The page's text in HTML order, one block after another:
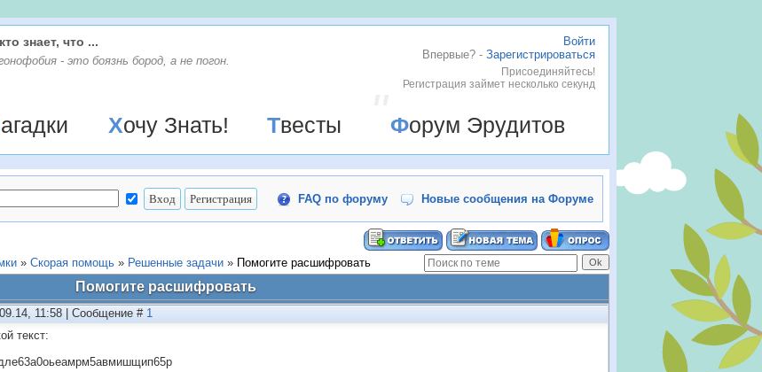
Войти
Впервые? - Зарегистрироваться
Присоединяйтесь!
Регистрация займет несколько секунд
знает, что ...
- это боязнь бород, а не погон.
Загадки Хочу Знать! Твесты Форум Эрудитов
FAQ по форуму Новые сообщения на Форуме
» Скорая помощь » Решенные задачи » Помогите расшифровать
Помогите расшифровать
11:58 | Сообщение # 1
текст: